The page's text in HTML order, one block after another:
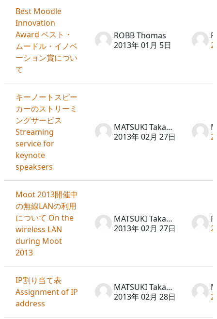
Best Moodle
Innovation
Award ベスト・
ムードル・イノベ
ーション賞につい
て
ROBB Thomas
2013年 01月 5日
キーノートスピー
カーのストリーミ
ングサービス
Streaming
service for
keynote
speaksers
MATSUKI Takayuki
2013年 02月 27日
Moot 2013開催中
の無線LANの利用
について On the
wireless LAN
during Moot
2013
MATSUKI Takayuki
2013年 02月 27日
IP割り当て表
Assignment of IP
address
MATSUKI Takayuki
2013年 02月 28日